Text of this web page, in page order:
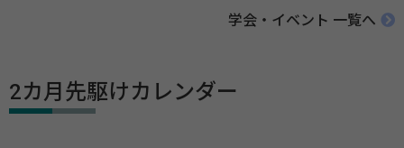
学会・イベント 一覧へ
2カ月先駆けカレンダー